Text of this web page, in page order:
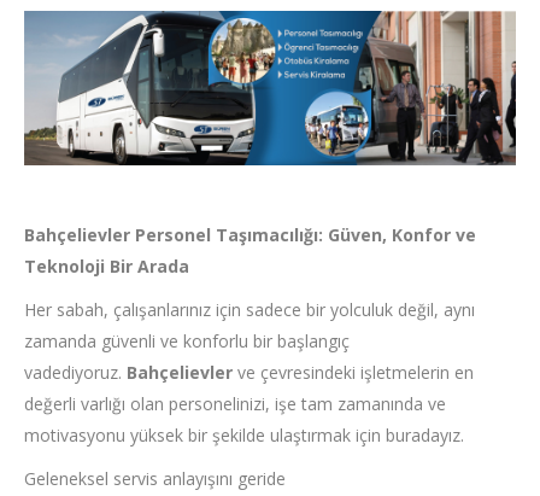
Bahçelievler Personel Taşımacılığı: Güven, Konfor ve
Teknoloji Bir Arada
Her sabah, çalışanlarınız için sadece bir yolculuk değil, aynı
zamanda güvenli ve konforlu bir başlangıç
vadediyoruz. Bahçelievler ve çevresindeki işletmelerin en
değerli varlığı olan personelinizi, işe tam zamanında ve
motivasyonu yüksek bir şekilde ulaştırmak için buradayız.
Geleneksel servis anlayışını geride